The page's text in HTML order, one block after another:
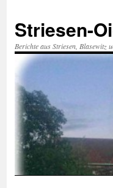
springen
Striesen-
Berichte aus Striesen, Blasewitz